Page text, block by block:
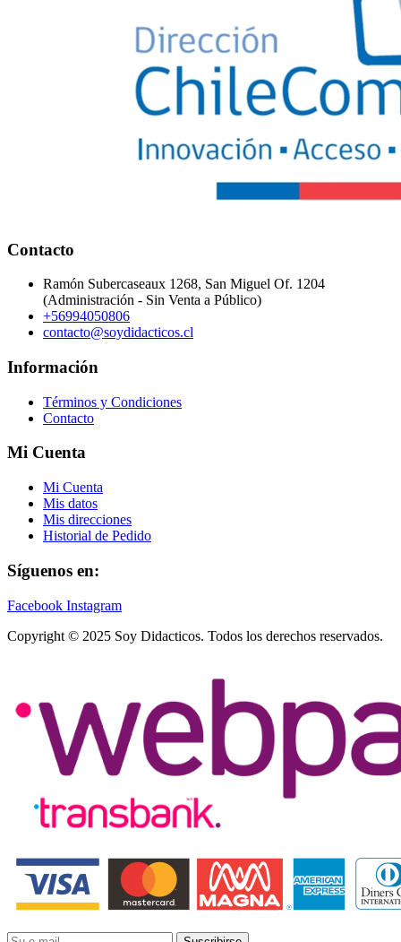
Contacto
Ramón Subercaseaux 1268, San Miguel Of. 1204
(Administración - Sin Venta a Público)
+56994050806
contacto@soydidacticos.cl
Información
Términos y Condiciones
Contacto
Mi Cuenta
Mi Cuenta
Mis datos
Mis direcciones
Historial de Pedido
Síguenos en:
Facebook Instagram
Copyright © 2025 Soy Didacticos. Todos los derechos reservados.